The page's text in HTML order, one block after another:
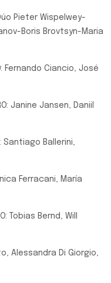
Dúo Pieter Wispelwey-
Boris Brovtsyn-Maria
Fernando Ciancio, José
Medina
Janine Jansen, Daniil
Santiago Ballerini,
Ferracani, María
Tobias Bernd, Will
Alessandra Di Giorgio,